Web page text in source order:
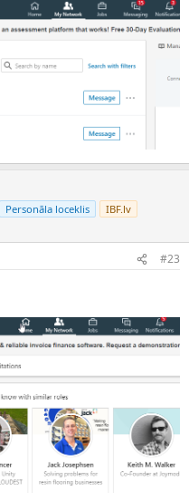
Personāla loceklis IBF.lv
#23